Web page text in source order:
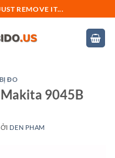
REMOVE IT...
ĐO
9045B
DEN PHAM